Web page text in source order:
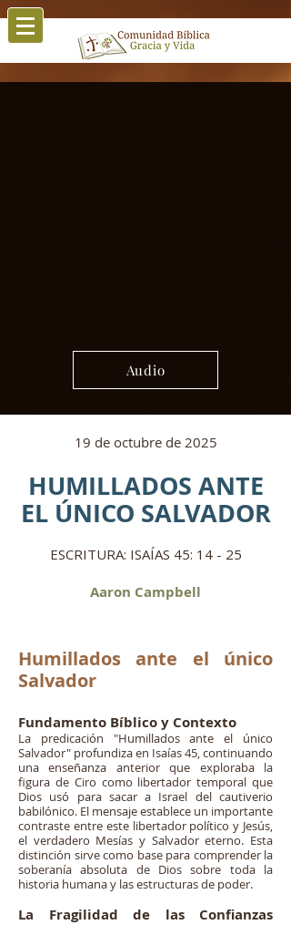
Audio
19 de octubre de 2025
HUMILLADOS ANTE
EL ÚNICO SALVADOR
ESCRITURA: ISAÍAS 45: 14 - 25
Aaron Campbell
Humillados ante el único
Salvador
Fundamento Bíblico y Contexto
La predicación "Humillados ante el único
Salvador" profundiza en Isaías 45, continuando
una enseñanza anterior que exploraba la
figura de Ciro como libertador temporal que
Dios usó para sacar a Israel del cautiverio
babilónico. El mensaje establece un importante
contraste entre este libertador político y Jesús,
el verdadero Mesías y Salvador eterno. Esta
distinción sirve como base para comprender la
soberanía absoluta de Dios sobre toda la
historia humana y las estructuras de poder.
La Fragilidad de las Confianzas